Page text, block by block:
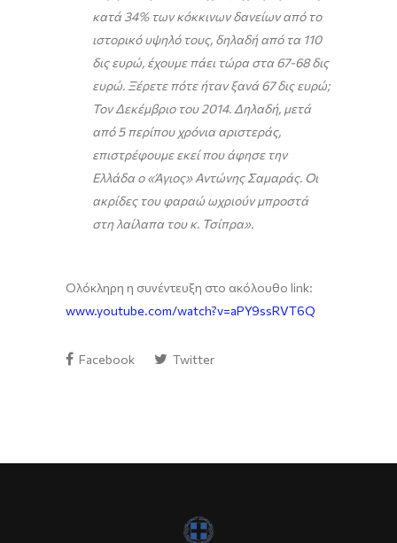
κατά 34% των κόκκινων δανείων από το
ιστορικό υψηλό τους, δηλαδή από τα 110
δις ευρώ, έχουμε πάει τώρα στα 67-68 δις
ευρώ. Ξέρετε πότε ήταν ξανά 67 δις ευρώ;
Τον Δεκέμβριο του 2014. Δηλαδή, μετά
από 5 περίπου χρόνια αριστεράς,
επιστρέφουμε εκεί που άφησε την
Ελλάδα ο «Άγιος» Αντώνης Σαμαράς. Οι
ακρίδες του φαραώ ωχριούν μπροστά
στη λαίλαπα του κ. Τσίπρα».
Ολόκληρη η συνέντευξη στο ακόλουθο link:
www.youtube.com/watch?v=aPY9ssRVT6Q
Facebook Twitter